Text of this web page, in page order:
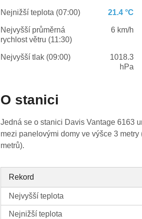
Nejnižší teplota (07:00) 21.4 °C
Nejvyšší průměrná
rychlost větru (11:30)
6 km/h
Nejvyšší tlak (09:00)
1018.3
hPa
O stanici
Jedná se o stanici Davis Vantage 6163
mezi panelovými domy ve výšce 3
metrů).
Rekord
Nejvyšší teplota
Nejnižší teplota